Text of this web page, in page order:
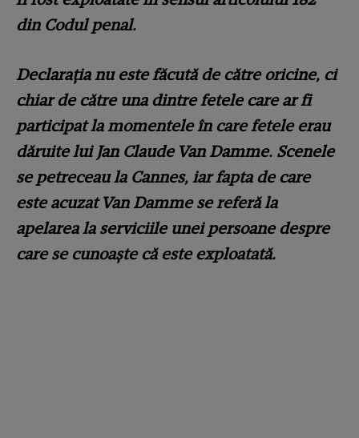
din Codul penal.
Declarația nu este făcută de către oricine, ci
chiar de către una dintre fetele care ar fi
participat la momentele în care fetele erau
dăruite lui Jan Claude Van Damme. Scenele
se petreceau la Cannes, iar fapta de care
este acuzat Van Damme se referă la
apelarea la serviciile unei persoane despre
care se cunoaște că este exploatată.